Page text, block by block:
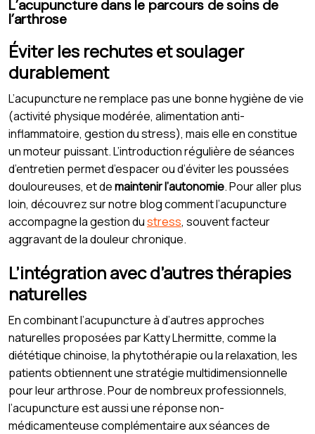
L’acupuncture dans le parcours de soins de
l’arthrose
Éviter les rechutes et soulager
durablement
L’acupuncture ne remplace pas une bonne hygiène de vie
(activité physique modérée, alimentation anti-
inflammatoire, gestion du stress), mais elle en constitue
un moteur puissant. L’introduction régulière de séances
d’entretien permet d’espacer ou d’éviter les poussées
douloureuses, et demaintenir l’autonomie. Pour aller plus
loin, découvrez sur notre blog comment l’acupuncture
accompagne la gestion dustress, souvent facteur
aggravant de la douleur chronique.
L’intégration avec d’autres thérapies
naturelles
En combinant l’acupuncture à d’autres approches
naturelles proposées par Katty Lhermitte, comme la
diététique chinoise, la phytothérapie ou la relaxation, les
patients obtiennent une stratégie multidimensionnelle
pour leur arthrose. Pour de nombreux professionnels,
l’acupuncture est aussi une réponse non-
médicamenteuse complémentaire aux séances de